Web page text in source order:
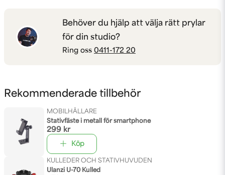
Behöver du hjälp att välja rätt prylar
för din studio?
Ring oss 0411-172 20
Rekommenderade tillbehör
MOBILHÅLLARE
Stativfäste i metall för smartphone
299 kr
Köp
KULLEDER OCH STATIVHUVUDEN
Ulanzi U-70 Kulled